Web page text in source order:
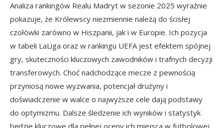
Analiza rankingów Realu Madryt w sezonie 2025 wyraźnie
pokazuje, że Królewscy niezmiennie należą do ścisłej
czołówki zarówno w Hiszpanii, jak i w Europie. Ich pozycja
w tabeli LaLiga oraz w rankingu UEFA jest efektem spójnej
gry, skuteczności kluczowych zawodników i trafnych decyzji
transferowych. Choć nadchodzące mecze z pewnością
przyniosą nowe wyzwania, potencjał drużyny i
doświadczenie w walce o najwyższe cele dają podstawy
do optymizmu. Dalsze śledzenie ich wyników i statystyk